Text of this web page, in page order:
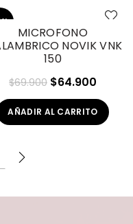
MICROFONO
NOVIK VNK
150
$69.900 El
precio
original
$64.900
precio
actual
AÑADIR AL CARRITO